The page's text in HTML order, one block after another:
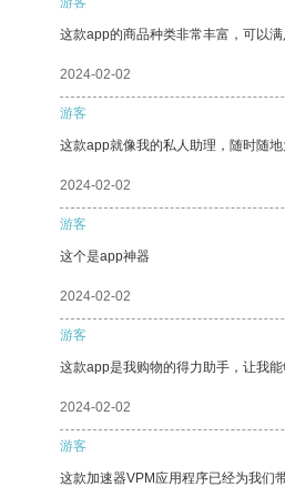
这款app的商品种类非常丰富，可以满
2024-02-02
游客
这款app就像我的私人助理，随时随地
2024-02-02
游客
这个是app神器
2024-02-02
游客
这款app是我购物的得力助手，让我
2024-02-02
游客
这款加速器VPM应用程序已经为我们